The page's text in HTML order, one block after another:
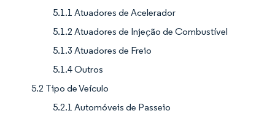
5.1.1 Atuadores de Acelerador
5.1.2 Atuadores de Injeção de Combustível
5.1.3 Atuadores de Freio
5.1.4 Outros
5.2 Tipo de Veículo
5.2.1 Automóveis de Passeio